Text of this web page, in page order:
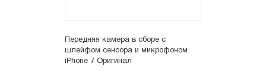
Передняя камера в сборе с
шлейфом сенсора и микрофоном
iPhone 7 Оригинал